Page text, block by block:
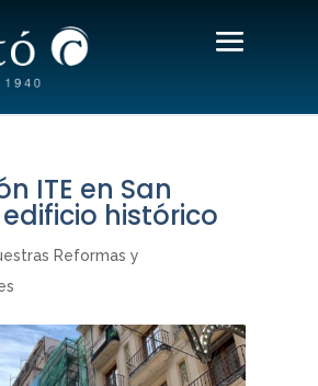
ITE en San
histórico
Reformas y